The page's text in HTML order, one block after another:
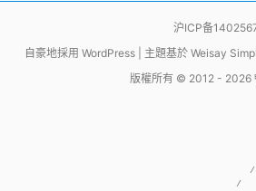
沪ICP备
自豪地採用 WordPress| 主題基於 Weisay
版權所有 © 2012 - 2026
/